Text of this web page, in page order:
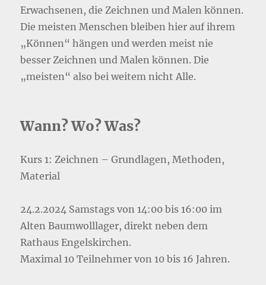
Erwachsenen, die Zeichnen und Malen können.
Die meisten Menschen bleiben hier auf ihrem
„Können“ hängen und werden meist nie
besser Zeichnen und Malen können. Die
„meisten“ also bei weitem nicht Alle.
Wann? Wo? Was?
Kurs 1: Zeichnen – Grundlagen, Methoden,
Material
24.2.2024 Samstags von 14:00 bis 16:00 im
Alten Baumwolllager, direkt neben dem
Rathaus Engelskirchen.
Maximal 10 Teilnehmer von 10 bis 16 Jahren.